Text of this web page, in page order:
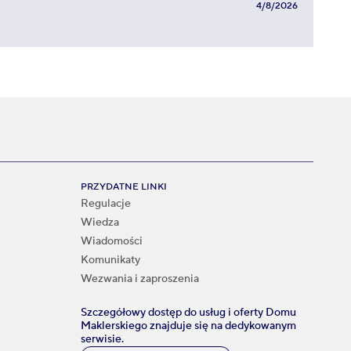
4/8/2026
PRZYDATNE LINKI
Regulacje
Wiedza
Wiadomości
Komunikaty
Wezwania i zaproszenia
Szczegółowy dostęp do usług i oferty Domu
Maklerskiego znajduje się na dedykowanym
serwisie.